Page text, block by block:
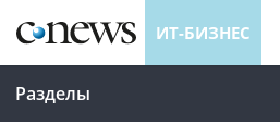
ИТ-БИЗНЕС
Разделы